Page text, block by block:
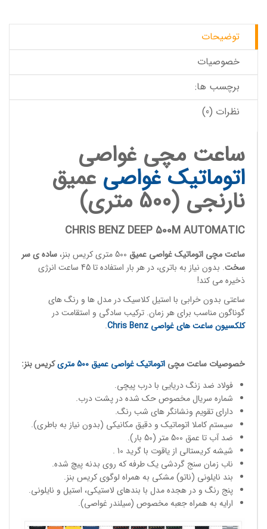
توضیحات
خصوصیات
برچسب ها:
نظرات (0)
ساعت مچی غواصی
اتوماتیکغواصی عمیق
نارنجی (500 متری)
CHRIS BENZ DEEP 500M AUTOMATIC
ساعت مچی اتوماتیکغواصی عمیق
ساده ی سر
سخت
. بدون نیاز به باتری، در هر بار استفاده تا 45 ساعت انرژی
ذخیره می کند!
ساعتی بدون خرابی با استیل کلاسیک در مدل ها و رنگ های
گوناگون مناسب برای هر زمان. ترکیب سادگی و استقامت در
کلکسیون ساعت های غواصی Chris Benz
.
خصوصیات ساعت مچی اتوماتیک غواصی عمیق 500 متری
کریس بنز:
فولاد ضد زنگ دریایی با درب پیچی.
شماره سریال مخصوص حک شده در پشت درب.
دارای تقویم ونشانگر های شب رنگ.
سیستم کاملا اتوماتیک و دقیق مکانیکی (بدون نیاز به باطری).
ضد آب تا عمق 500 متر (50 بار).
شیشه کریستالی از یاقوت با گرید 10 .
ناب زمان سنج گردشی یک طرفه که روی بدنه پیچ شده.
بند نایلونی (ناتو) مشکی به همراه لوگوی کریس بنز.
پنج رنگ و در هجده مدل با بندهای لاستیکی، استیل و نایلونی.
ارایه به همراه جعبه مخصوص (سیلندر غواصی).